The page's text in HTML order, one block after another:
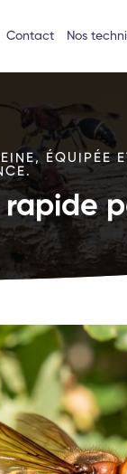
Contact Nos
ÉQUIPÉE